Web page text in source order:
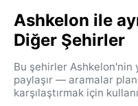
Ashkelon ile
Diğer Şehirler
Bu şehirler Ashkelon'nin
paylaşır — aramalar
karşılaştırmak için